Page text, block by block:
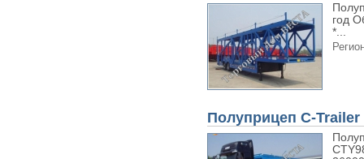
год
*...
Полуприцеп C-Trailer